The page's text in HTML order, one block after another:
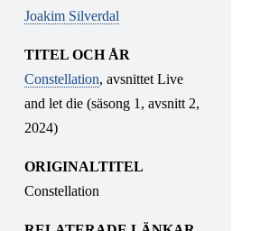
Joakim Silverdal
TITEL OCH ÅR
Constellation, avsnittet Live
and let die (säsong 1, avsnitt 2,
2024)
ORIGINALTITEL
Constellation